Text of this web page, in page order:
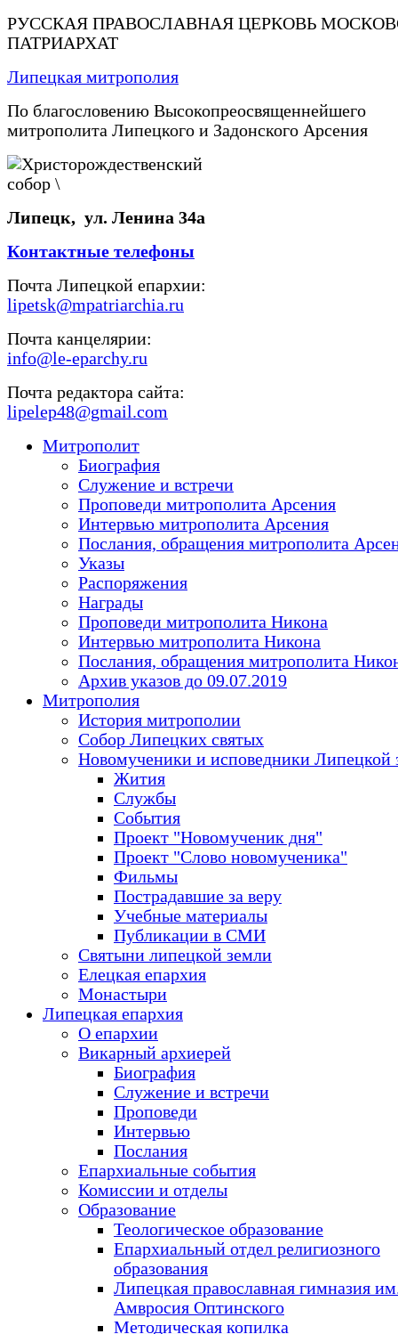
РУССКАЯ ПРАВОСЛАВНАЯ ЦЕРКОВЬ
ПАТРИАРХАТ
Липецкая митрополия
По благословению Высокопреосвященнейшего
митрополита Липецкого и Задонского Арсения
Липецк, ул. Ленина 34а
Контактные телефоны
Почта Липецкой епархии:
lipetsk@mpatriarchia.ru
Почта канцелярии:
info@le-eparchy.ru
Почта редактора сайта:
lipelep48@gmail.com
Митрополит
Биография
Служение и встречи
Проповеди митрополита Арсения
Интервью митрополита Арсения
Послания, обращения митрополита
Указы
Распоряжения
Награды
Проповеди митрополита Никона
Интервью митрополита Никона
Послания, обращения митрополита
Архив указов до 09.07.2019
Митрополия
История митрополии
Собор Липецких святых
Новомученики и исповедники Липецкой
Жития
Службы
События
Проект "Новомученик дня"
Проект "Слово новомученика"
Фильмы
Пострадавшие за веру
Учебные материалы
Публикации в СМИ
Святыни липецкой земли
Елецкая епархия
Монастыри
Липецкая епархия
О епархии
Викарный архиерей
Биография
Служение и встречи
Проповеди
Интервью
Послания
Епархиальные события
Комиссии и отделы
Образование
Теологическое образование
Епархиальный отдел религиозного
образования
Липецкая православная гимназия
Амвросия Оптинского
Методическая копилка